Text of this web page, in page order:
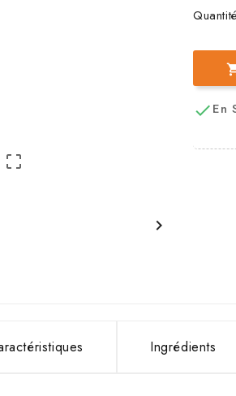


Quantité
En
Ingrédients